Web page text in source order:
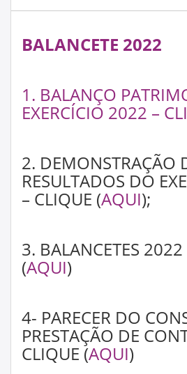
BALANCETE 2022
1. BALANÇO
EXERCÍCIO 2022 –
2. DEMONSTRAÇÃO
RESULTADOS DO
– CLIQUE (AQUI);
3. BALANCETES
(AQUI)
4- PARECER DO
PRESTAÇÃO DE
CLIQUE (AQUI)